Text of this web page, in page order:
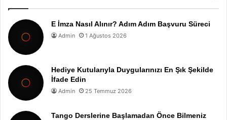
E İmza Nasıl Alınır? Adım Adım Başvuru Süreci
Admin 1 Ağustos 2026
Hediye Kutularıyla Duygularınızı En Şık Şekilde
İfade Edin
Admin 25 Temmuz 2026
Tango Derslerine Başlamadan Önce Bilmeniz